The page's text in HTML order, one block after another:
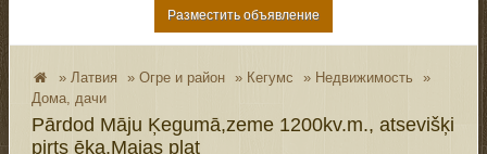
Разместить объявление
»Латвия »Огре и район » Кегумс » Недвижимость
»
Дома, дачи
Pārdod Māju Ķegumā,zeme 1200kv.m., atsevišķi
pirts ēka.Majas plat